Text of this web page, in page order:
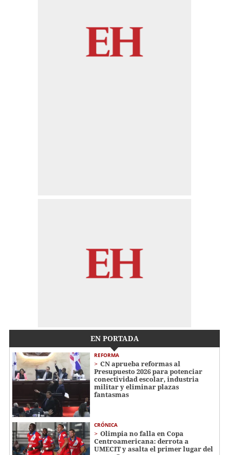
EN PORTADA
REFORMA
CN aprueba reformas al
Presupuesto 2026 para potenciar
conectividad escolar, industria
militar y eliminar plazas
fantasmas
CRÓNICA
Olimpia no falla en Copa
Centroamericana: derrota a
UMECIT y asalta el primer lugar del